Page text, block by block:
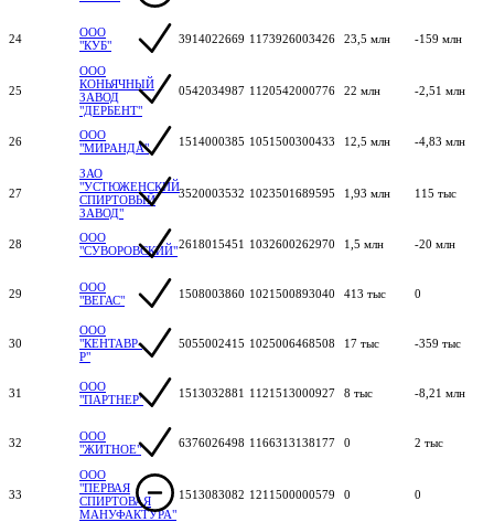
24
ООО
"КУБ"
3914022669 1173926003426 23,5 млн -159 млн
25
ООО
КОНЬЯЧНЫЙ
ЗАВОД
"ДЕРБЕНТ"
0542034987 1120542000776 22 млн -2,51 млн
26
ООО
"МИРАНДА"
1514000385 1051500300433 12,5 млн -4,83 млн
27
ЗАО
"УСТЮЖЕНСКИЙ
СПИРТОВЫЙ
ЗАВОД"
3520003532 1023501689595 1,93 млн 115 тыс
28
ООО
"СУВОРОВСКИЙ"2618015451 1032600262970 1,5 млн -20 млн
29
ООО
"ВЕГАС"
1508003860 1021500893040 413 тыс 0
30
ООО
"КЕНТАВР-
Р"
5055002415 1025006468508 17 тыс -359 тыс
31
ООО
"ПАРТНЕР"
1513032881 1121513000927 8 тыс -8,21 млн
32
ООО
"ЖИТНОЕ"
6376026498 1166313138177 0 2 тыс
33
ООО
"ПЕРВАЯ
СПИРТОВАЯ
МАНУФАКТУРА"
1513083082 1211500000579 0 0